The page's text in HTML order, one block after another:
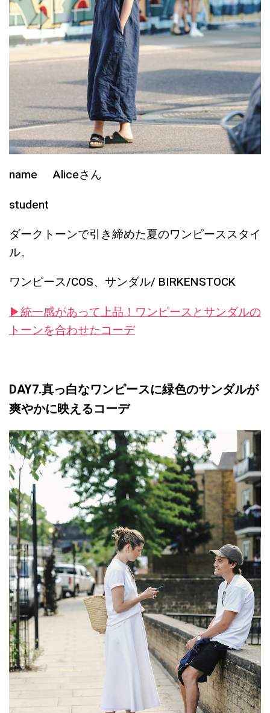
name Aliceさん
student
ダークトーンで引き締めた夏のワンピーススタイ
ル。
ワンピース/COS、サンダル/ BIRKENSTOCK
▶︎統一感があって上品！ワンピースとサンダルの
トーンを合わせたコーデ
DAY7.真っ白なワンピースに緑色のサンダルが
爽やかに映えるコーデ